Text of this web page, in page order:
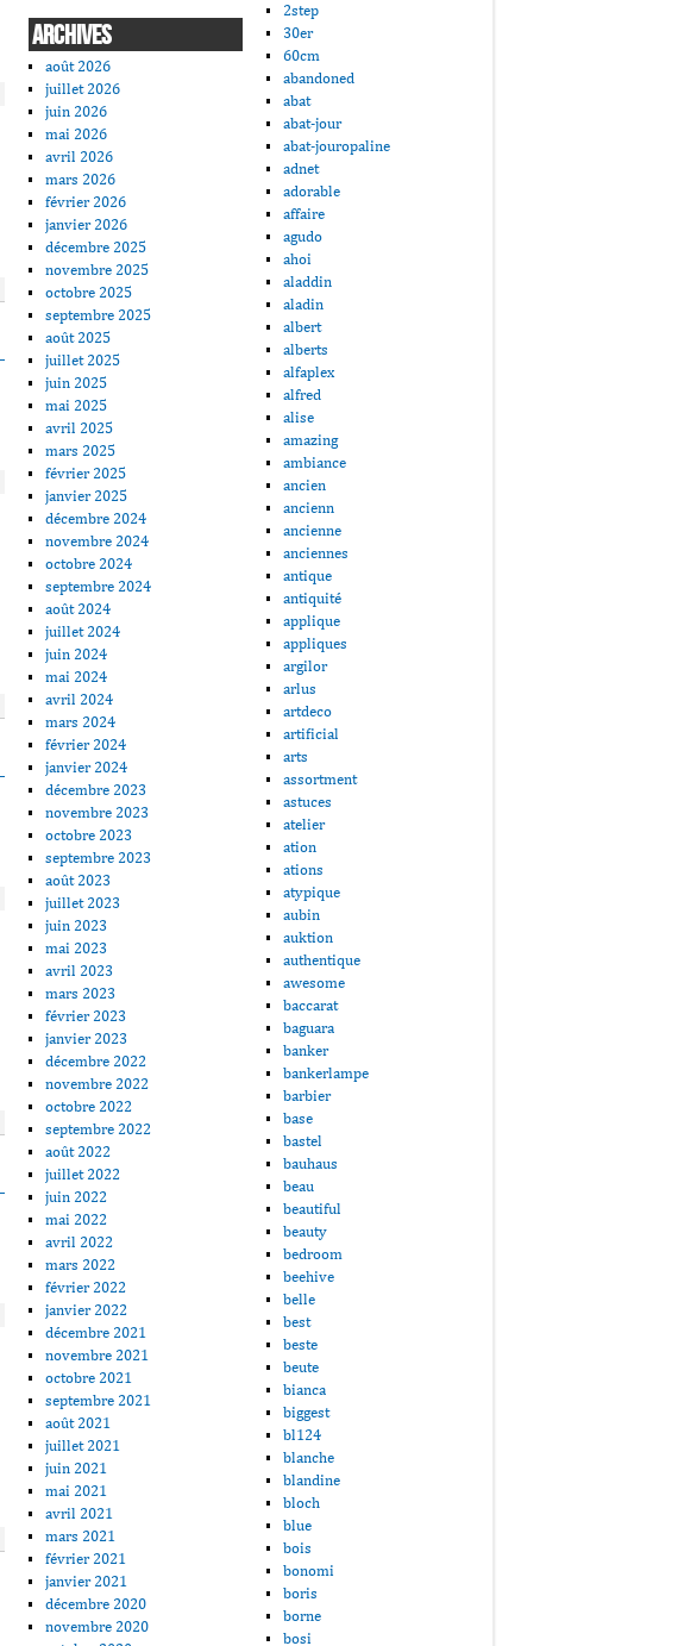
ARCHIVES
août 2026
juillet 2026
juin 2026
mai 2026
avril 2026
mars 2026
février 2026
janvier 2026
décembre 2025
novembre 2025
octobre 2025
septembre 2025
août 2025
juillet 2025
juin 2025
mai 2025
avril 2025
mars 2025
février 2025
janvier 2025
décembre 2024
novembre 2024
octobre 2024
septembre 2024
août 2024
juillet 2024
juin 2024
mai 2024
avril 2024
mars 2024
février 2024
janvier 2024
décembre 2023
novembre 2023
octobre 2023
septembre 2023
août 2023
juillet 2023
juin 2023
mai 2023
avril 2023
mars 2023
février 2023
janvier 2023
décembre 2022
novembre 2022
octobre 2022
septembre 2022
août 2022
juillet 2022
juin 2022
mai 2022
avril 2022
mars 2022
février 2022
janvier 2022
décembre 2021
novembre 2021
octobre 2021
septembre 2021
août 2021
juillet 2021
juin 2021
mai 2021
avril 2021
mars 2021
février 2021
janvier 2021
décembre 2020
novembre 2020
2step
30er
60cm
abandoned
abat
abat-jour
abat-jouropaline
adnet
adorable
affaire
agudo
ahoi
aladdin
aladin
albert
alberts
alfaplex
alfred
alise
amazing
ambiance
ancien
ancienn
ancienne
anciennes
antique
antiquité
applique
appliques
argilor
arlus
artdeco
artificial
arts
assortment
astuces
atelier
ation
ations
atypique
aubin
auktion
authentique
awesome
baccarat
baguara
banker
bankerlampe
barbier
base
bastel
bauhaus
beau
beautiful
beauty
bedroom
beehive
belle
best
beste
beute
bianca
biggest
bl124
blanche
blandine
bloch
blue
bois
bonomi
boris
borne
bosi